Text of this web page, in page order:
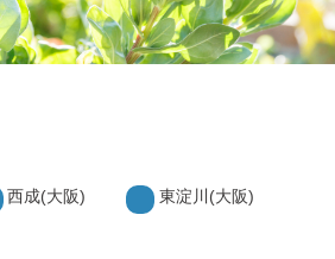
西成(大阪) 東淀川(大阪)